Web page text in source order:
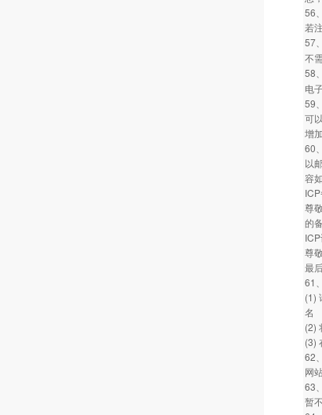
56
若
57
不
58
电
59
可
增
60
以
容
尊
的
尊
最
61
(1)
名
(2)
(3)
62
网
63
暂